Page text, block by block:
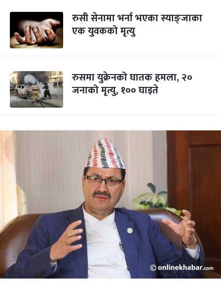
रुसी सेनामा भर्ना भएका स्याङ्जाका
एक युवकको मृत्यु
रुसमा युक्रेनको घातक हमला, २०
जनाको मृत्यु, १०० घाइते